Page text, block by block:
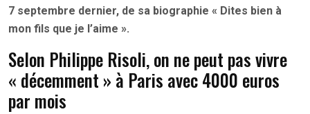
7 septembre dernier, de sa biographie « Dites bien à
mon fils que je l’aime ».
Selon Philippe Risoli, on ne peut pas vivre
« décemment » à Paris avec 4000 euros
par mois